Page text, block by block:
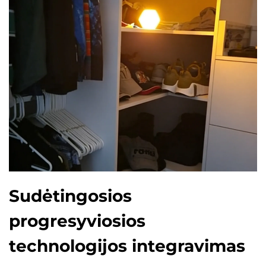
Sudėtingosios
progresyviosios
technologijos integravimas